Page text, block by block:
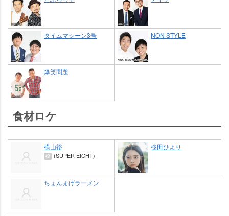
タイムマシーン3号 NON STYLE
爆笑問題
食材ロケ
横山裕
役 (SUPER EIGHT)
桜田ひより
ちょんまげラーメン